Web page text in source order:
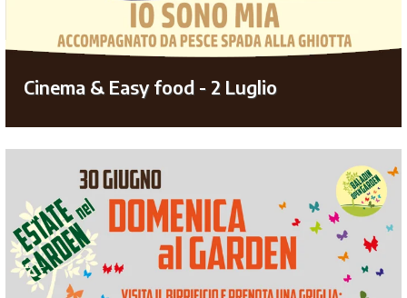
Cinema & Easy food - 2 Luglio